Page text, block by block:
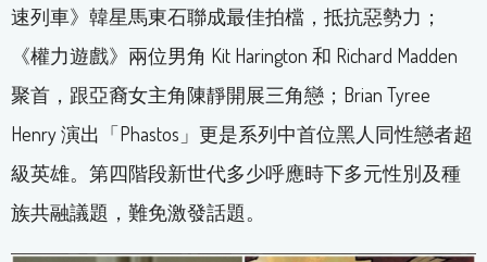
速列車》韓星馬東石聯成最佳拍檔，抵抗惡勢力；
《權力遊戲》兩位男角 Kit Harington 和 Richard Madden
聚首，跟亞裔女主角陳靜開展三角戀；Brian Tyree
Henry 演出「Phastos」更是系列中首位黑人同性戀者超
級英雄。第四階段新世代多少呼應時下多元性別及種
族共融議題，難免激發話題。